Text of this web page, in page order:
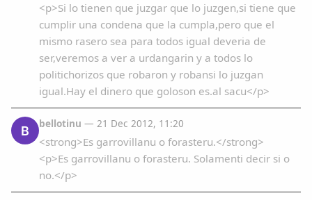
<p>Si lo tienen que juzgar que lo juzgen,si tiene que
cumplir una condena que la cumpla,pero que el
mismo rasero sea para todos igual deveria de
ser,veremos a ver a urdangarin y a todos lo
politichorizos que robaron y robansi lo juzgan
igual.Hay el dinero que goloson es.al sacu</p>
B bellotinu — 21 Dec 2012, 11:20
<strong>Es garrovillanu o forasteru.</strong>
<p>Es garrovillanu o forasteru. Solamenti decir si o
no.</p>